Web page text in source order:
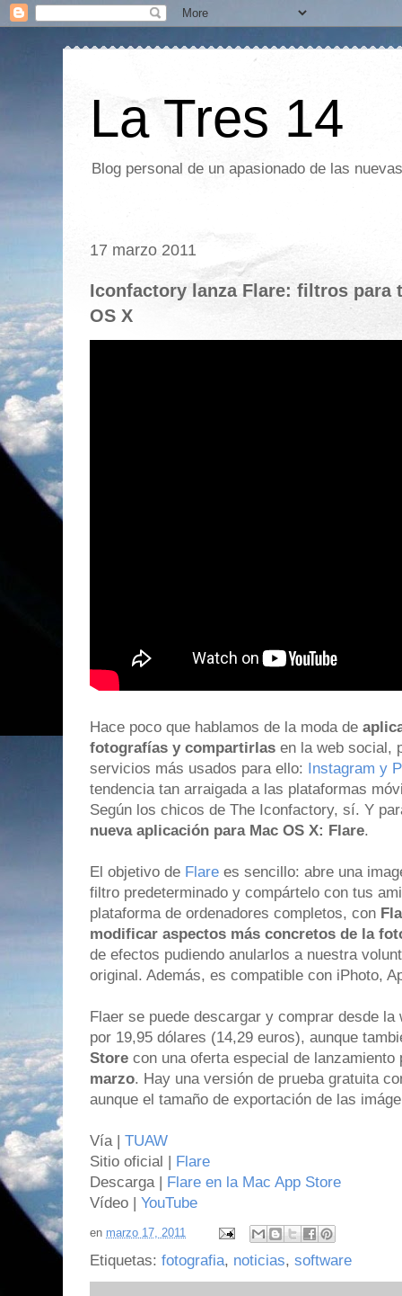
La Tres 14
Blog personal de un apasionado de las
17 marzo 2011
Iconfactory lanza Flare: filtros para
OS X
Hace poco que hablamos de la moda de
fotografías y compartirlas en la web social,
servicios más usados para ello: Instagram y
tendencia tan arraigada a las plataformas
Según los chicos de The Iconfactory, sí. Y
nueva aplicación para Mac OS X: Flare.
El objetivo de Flare es sencillo: abre una
filtro predeterminado y compártelo con tus
plataforma de ordenadores completos, con
modificar aspectos más concretos de la
de efectos pudiendo anularlos a nuestra
original. Además, es compatible con iPhoto,
Flaer se puede descargar y comprar desde
por 19,95 dólares (14,29 euros), aunque
Store con una oferta especial de
marzo. Hay una versión de prueba gratuita
aunque el tamaño de exportación de las
Vía | TUAW
Sitio oficial | Flare
Descarga | Flare en la Mac App Store
Vídeo | YouTube
en marzo 17, 2011
Etiquetas: fotografia, noticias, software